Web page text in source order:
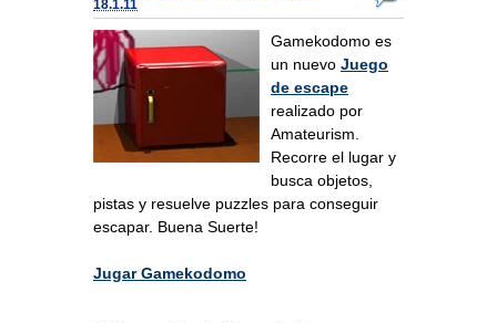
18.1.11
Gamekodomo es
un nuevo Juego
de escape
realizado por
Amateurism.
Recorre el lugar y
busca objetos,
pistas y resuelve puzzles para conseguir
escapar. Buena Suerte!
Jugar Gamekodomo